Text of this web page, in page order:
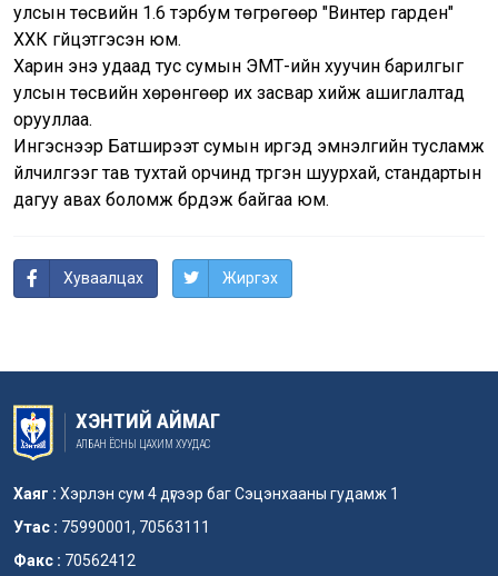
улсын төсвийн 1.6 тэрбум төгрөгөөр "Винтер гарден"
ХХК гүйцэтгэсэн юм.
Харин энэ удаад тус сумын ЭМТ-ийн хуучин барилгыг
улсын төсвийн хөрөнгөөр их засвар хийж ашиглалтад
орууллаа.
Ингэснээр Батширээт сумын иргэд эмнэлгийн тусламж
үйлчилгээг тав тухтай орчинд түргэн шуурхай, стандартын
дагуу авах боломж бүрдэж байгаа юм.
Хуваалцах Жиргэх
ХЭНТИЙ АЙМАГ
АЛБАН ЁСНЫ ЦАХИМ ХУУДАС
Хаяг : Хэрлэн сум 4 дүгээр баг Сэцэнхааны гудамж 1
Утас : 75990001, 70563111
Факс : 70562412